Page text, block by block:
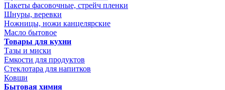
Пакеты фасовочные, стрейч пленки
Шнуры, веревки
Ножницы, ножи канцелярские
Масло бытовое
Товары для кухни
Тазы и миски
Емкости для продуктов
Стеклотара для напитков
Ковши
Бытовая химия